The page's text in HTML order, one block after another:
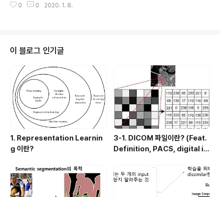
시 중국 중하류층들이 입고 있던 의복이 면화, 베였으며 상
금(여성이 시집갈 때 친정에서 가져가는 돈이나 물건, 즉 남편에게 혼수품을 주
과 저녁 두 끼니만 먹고 아침 메뉴로는 비교적 간단한 빵, 계란과 맥주를 즐겼고
저녁은 일과를 마친 뒤 고기를 배불리 먹곤 했다고 하는데요. 따라서 저녁 식사
전까지 상당히 긴 시..
0 0 2020. 1. 8.
이 블로그 인기글
1. Representation Learnin
g 이란?
3-1. DICOM 파일이란? (Feat.
Definition, PACS, digital i